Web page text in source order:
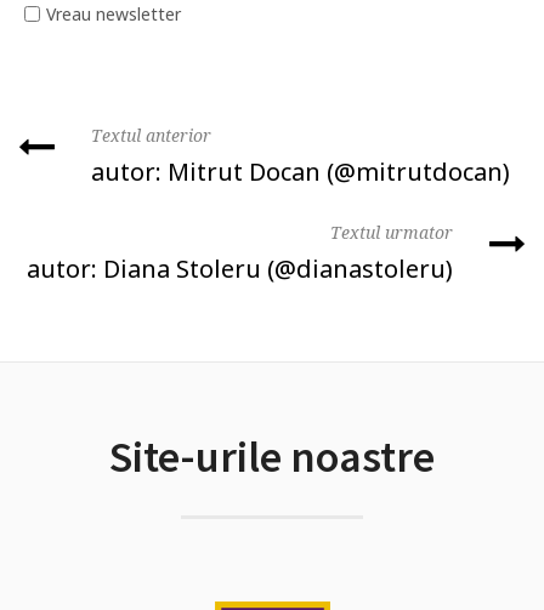
Vreau newsletter
Textul anterior
autor: Mitrut Docan (@mitrutdocan)
Textul urmator
autor: Diana Stoleru (@dianastoleru)
Site-urile noastre